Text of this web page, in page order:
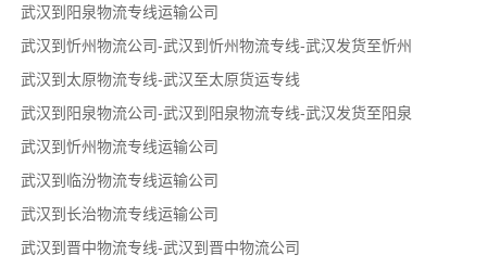
武汉到阳泉物流专线运输公司
武汉到忻州物流公司-武汉到忻州物流专线-武汉发货至忻州
武汉到太原物流专线-武汉至太原货运专线
武汉到阳泉物流公司-武汉到阳泉物流专线-武汉发货至阳泉
武汉到忻州物流专线运输公司
武汉到临汾物流专线运输公司
武汉到长治物流专线运输公司
武汉到晋中物流专线-武汉到晋中物流公司